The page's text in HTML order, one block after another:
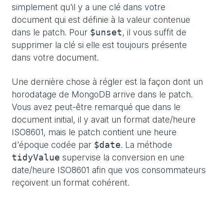
simplement qu'il y a une clé dans votre
document qui est définie à la valeur contenue
dans le patch. Pour $unset , il vous suffit de
supprimer la clé si elle est toujours présente
dans votre document.
Une dernière chose à régler est la façon dont un
horodatage de MongoDB arrive dans le patch.
Vous avez peut-être remarqué que dans le
document initial, il y avait un format date/heure
ISO8601, mais le patch contient une heure
d'époque codée par $date. La méthode
tidyValue supervise la conversion en une
date/heure ISO8601 afin que vos consommateurs
reçoivent un format cohérent.